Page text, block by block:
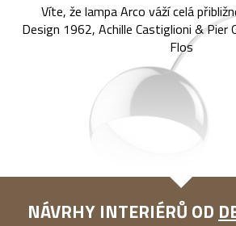
Víte, že lampa Arco váží celá
Design 1962, Achille Castiglioni & Pier
Flos
NÁVRHY INTERIÉRŮ OD